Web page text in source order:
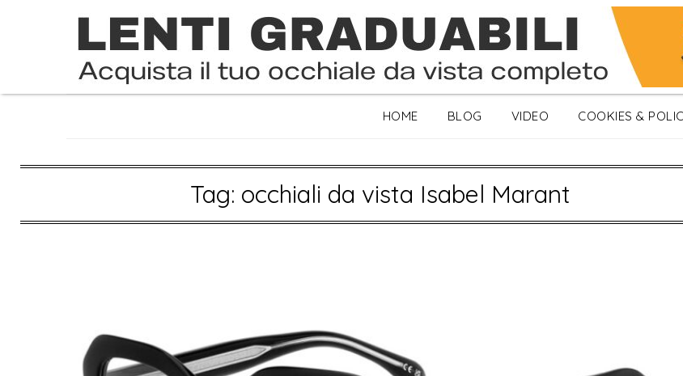
HOME BLOG VIDEO COOKIES &
Tag: occhiali da vista Isabel Marant